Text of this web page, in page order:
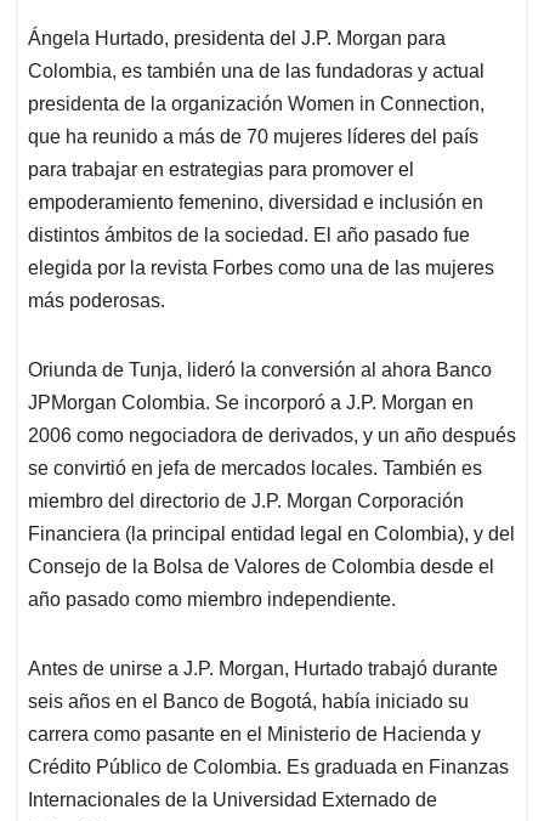
Ángela Hurtado, presidenta del J.P. Morgan para
Colombia, es también una de las fundadoras y actual
presidenta de la organización Women in Connection,
que ha reunido a más de 70 mujeres líderes del país
para trabajar en estrategias para promover el
empoderamiento femenino, diversidad e inclusión en
distintos ámbitos de la sociedad. El año pasado fue
elegida por la revista Forbes como una de las mujeres
más poderosas.
Oriunda de Tunja, lideró la conversión al ahora Banco
JPMorgan Colombia. Se incorporó a J.P. Morgan en
2006 como negociadora de derivados, y un año después
se convirtió en jefa de mercados locales. También es
miembro del directorio de J.P. Morgan Corporación
Financiera (la principal entidad legal en Colombia), y del
Consejo de la Bolsa de Valores de Colombia desde el
año pasado como miembro independiente.
Antes de unirse a J.P. Morgan, Hurtado trabajó durante
seis años en el Banco de Bogotá, había iniciado su
carrera como pasante en el Ministerio de Hacienda y
Crédito Público de Colombia. Es graduada en Finanzas
Internacionales de la Universidad Externado de